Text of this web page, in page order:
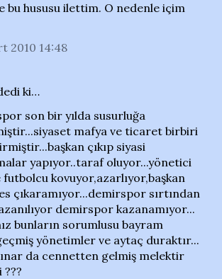
bu hususu ilettim. O nedenle içim
2010 14:48
ki…
son bir yılda susurluğa
mafya ve ticaret birbiri
çıkıp siyasi
yapıyor..taraf oluyor...yönetici
kovuyor,azarlıyor,başkan
çıkaramıyor...demirspor sırtından
demirspor kazanamıyor...
bunların sorumlusu bayram
yönetimler ve aytaç duraktır...
da cennetten gelmiş melektir
???